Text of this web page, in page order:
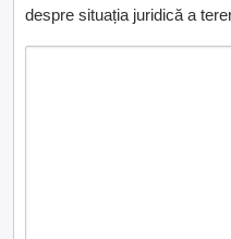
despre situația juridică a